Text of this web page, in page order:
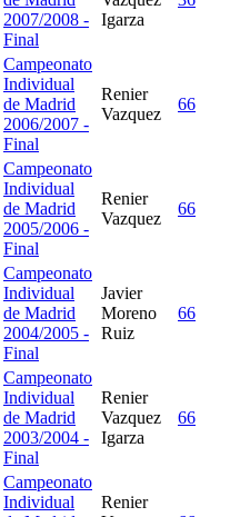
2007/2008 -
Final
Igarza
Campeonato
Individual
de Madrid
2006/2007 -
Final
Renier
Vazquez
66
Campeonato
Individual
de Madrid
2005/2006 -
Final
Renier
Vazquez
66
Campeonato
Individual
de Madrid
2004/2005 -
Final
Javier
Moreno
Ruiz
66
Campeonato
Individual
de Madrid
2003/2004 -
Final
Renier
Vazquez
Igarza
66
Campeonato
Individual
Renier